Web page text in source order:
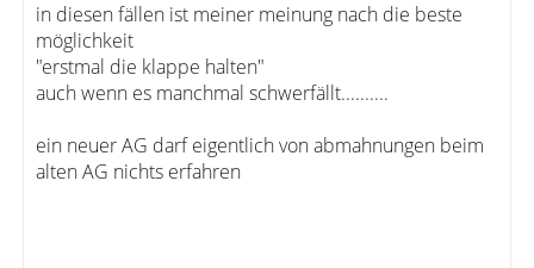
in diesen fällen ist meiner meinung nach die beste
möglichkeit
"erstmal die klappe halten"
auch wenn es manchmal schwerfällt..........
ein neuer AG darf eigentlich von abmahnungen beim
alten AG nichts erfahren